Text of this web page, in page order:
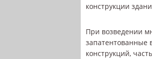
конструкции
При возведении
конструкций,